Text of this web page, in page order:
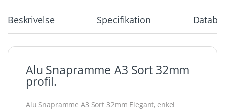
Beskrivelse Specifikation
Alu Snapramme A3 Sort 32mm
profil.
Alu Snapramme A3 Sort 32mm Elegant, enkel